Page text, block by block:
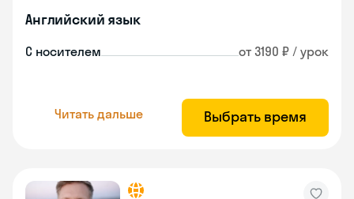
Английский язык
С носителем от 3190 ₽ / урок
Читать дальше Выбрать время